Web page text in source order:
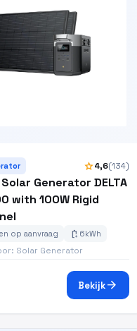
star4,6(134)
Generator DELTA
with 100W Rigid
op aanvraag battery_charging_full 6kWh
Solar Generator
Bekijkarrow_forward